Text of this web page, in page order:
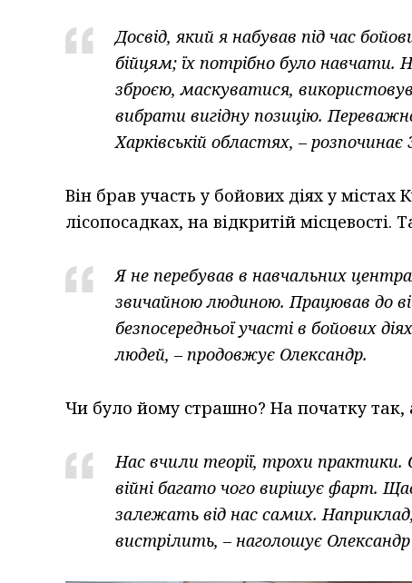
Досвід, який я набував під час
бійцям; їх потрібно було навчати.
зброєю, маскуватися,
вибрати вигідну позицію.
Харківській областях, – розпочинає
Він брав участь у бойових діях у містах
лісопосадках, на відкритій
Я не перебував в навчальних
звичайною людиною. Працював до
безпосередньої участі в бойових
людей, – продовжує Олександр.
Чи було йому страшно? На початку так,
Нас вчили теорії, трохи практики.
війні багато чого вирішує фарт.
залежать від нас самих.
вистрілить, – наголошує Олександр